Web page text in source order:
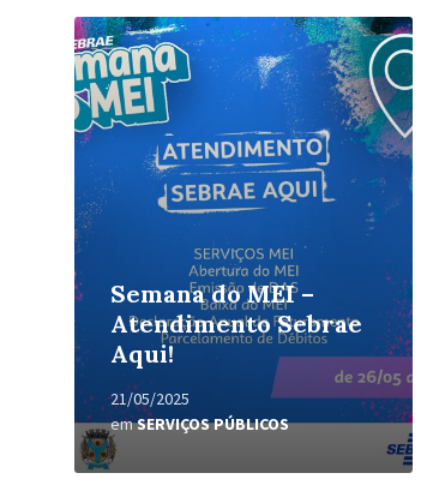
Semana do MEI –
Atendimento Sebrae
Aqui!
21/05/2025
emSERVIÇOS PÚBLICOS
Leia
Mais